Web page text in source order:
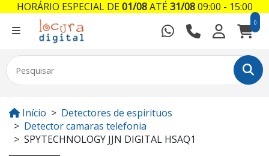
0
Início
Detectores de espirituos
Detector camaras telefonia
SPYTECHNOLOGY JJN DIGITAL HSAQ1
HORÁRIO ESPECIAL DE01/08ATÉ31/0809:00 - 15:00